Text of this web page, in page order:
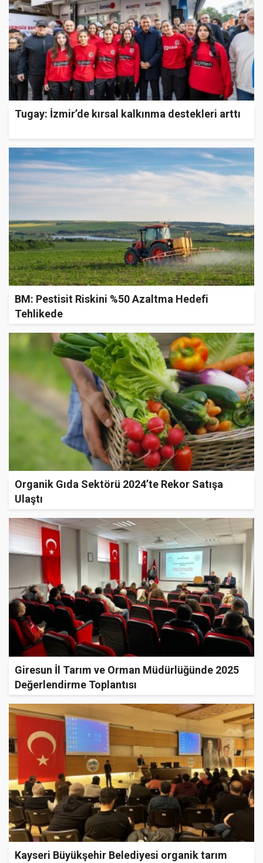
Tugay: İzmir’de kırsal kalkınma destekleri arttı
BM: Pestisit Riskini %50 Azaltma Hedefi
Tehlikede
Organik Gıda Sektörü 2024’te Rekor Satışa
Ulaştı
Giresun İl Tarım ve Orman Müdürlüğünde 2025
Değerlendirme Toplantısı
Kayseri Büyükşehir Belediyesi organik tarım